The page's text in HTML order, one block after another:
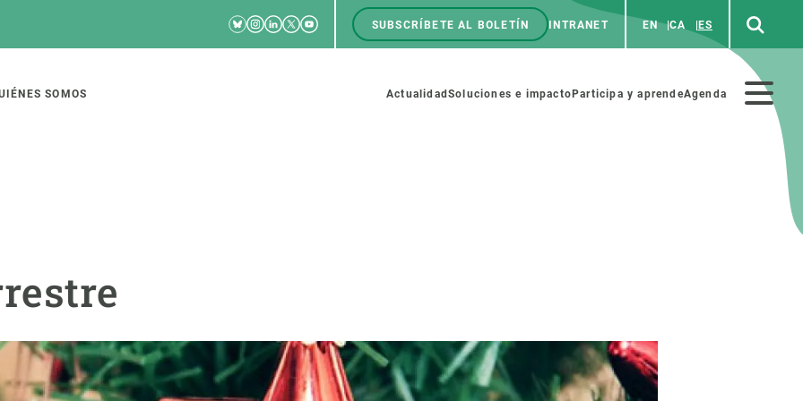
RRSS
Bluesky
Instagram
Linkedin
TwitterYoutube
Menú
top
SUBSCRÍBETE AL BOLETÍN INTRANET EN CA ES
SOMOS
Menú
Actualidad Soluciones e impacto Participa y aprendeAgenda
de investigación
de ecosistemas
Innovación
Política y gestión
Oportunidades académicas
Pide tu MSCA-PF
Materiales educativos
COLABORA